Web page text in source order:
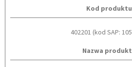
Kod produktu
402201 (kod SAP:
Nazwa